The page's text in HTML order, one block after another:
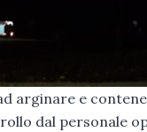
arginare e
dal personale